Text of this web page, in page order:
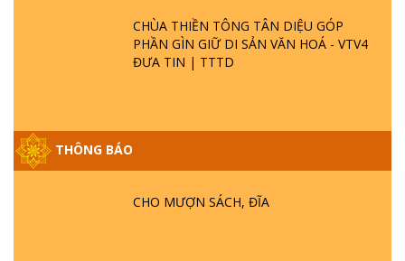
CHÙA THIỀN TÔNG TÂN DIỆU GÓP
PHẦN GÌN GIỮ DI SẢN VĂN HOÁ - VTV4
ĐƯA TIN | TTTD
THÔNG BÁO
CHO MƯỢN SÁCH, ĐĨA
GIẢI ĐÁP ĐẶC BIỆT P25 - SUỐT 49 NĂM
PHẬT KHÔNG NÓI? HỘI LONG HOA LÀ